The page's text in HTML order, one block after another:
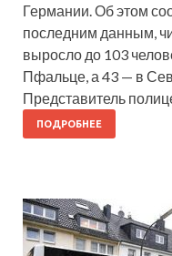
Германии. Об этом
последним данным,
выросло до 103
Пфальце, а 43 — в
Представитель
ПОДРОБНЕЕ